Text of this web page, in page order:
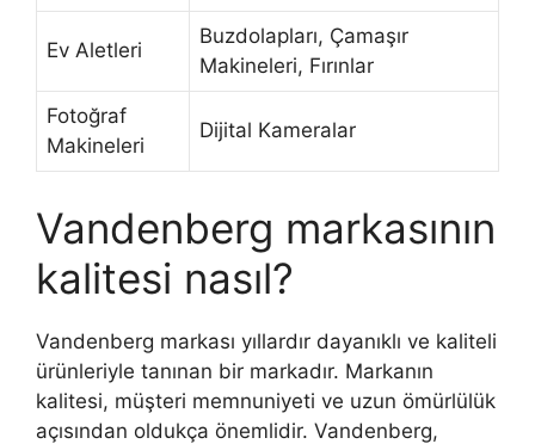
Ev Aletleri
Buzdolapları, Çamaşır
Makineleri, Fırınlar
Fotoğraf
Makineleri
Dijital Kameralar
Vandenberg markasının
kalitesi nasıl?
Vandenberg markası yıllardır dayanıklı ve kaliteli
ürünleriyle tanınan bir markadır. Markanın
kalitesi, müşteri memnuniyeti ve uzun ömürlülük
açısından oldukça önemlidir. Vandenberg,